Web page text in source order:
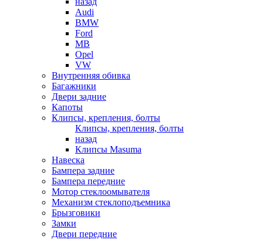
Audi
BMW
Ford
MB
Opel
VW
Внутренняя обивка
Багажники
Двери задние
Капоты
Клипсы, крепления, болты
Клипсы, крепления, болты
назад
Клипсы Masuma
Навеска
Бампера задние
Бампера передние
Мотор стеклоомывателя
Механизм стеклоподъемника
Брызговики
Замки
Двери передние